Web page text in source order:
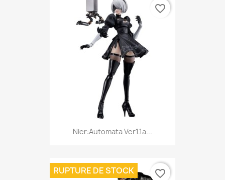
Nier:Automata Ver1.1a...
favorite_border
RUPTURE DE STOCK favorite_border